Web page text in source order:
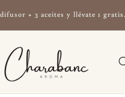
+ 3 aceites y llévate 1 gratis.